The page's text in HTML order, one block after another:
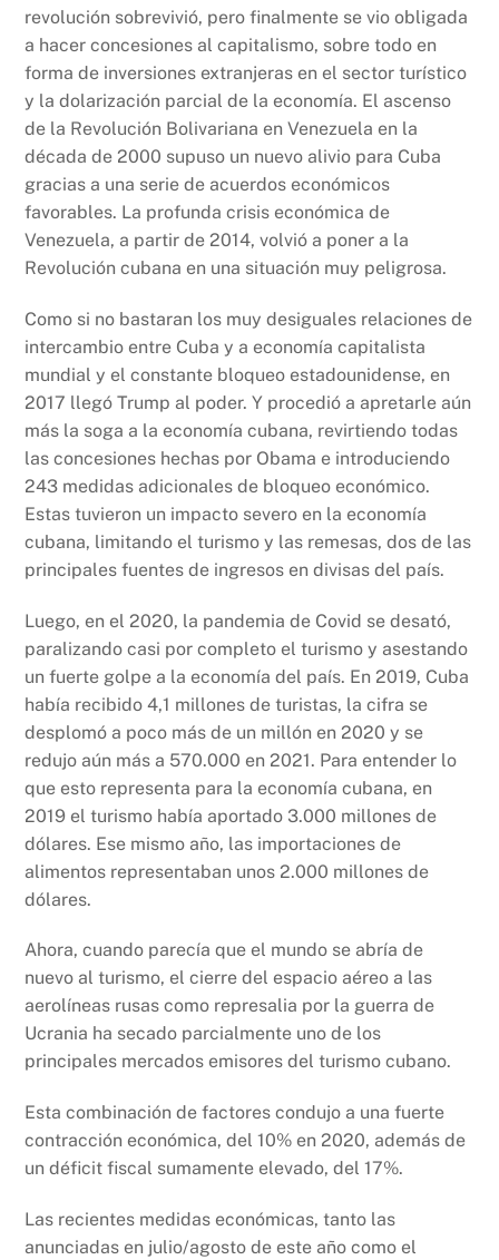
revolución sobrevivió, pero finalmente se vio obligada
a hacer concesiones al capitalismo, sobre todo en
forma de inversiones extranjeras en el sector turístico
y la dolarización parcial de la economía. El ascenso
de la Revolución Bolivariana en Venezuela en la
década de 2000 supuso un nuevo alivio para Cuba
gracias a una serie de acuerdos económicos
favorables. La profunda crisis económica de
Venezuela, a partir de 2014, volvió a poner a la
Revolución cubana en una situación muy peligrosa.
Como si no bastaran los muy desiguales relaciones de
intercambio entre Cuba y a economía capitalista
mundial y el constante bloqueo estadounidense, en
2017 llegó Trump al poder. Y procedió a apretarle aún
más la soga a la economía cubana, revirtiendo todas
las concesiones hechas por Obama e introduciendo
243 medidas adicionales de bloqueo económico.
Estas tuvieron un impacto severo en la economía
cubana, limitando el turismo y las remesas, dos de las
principales fuentes de ingresos en divisas del país.
Luego, en el 2020, la pandemia de Covid se desató,
paralizando casi por completo el turismo y asestando
un fuerte golpe a la economía del país. En 2019, Cuba
había recibido 4,1 millones de turistas, la cifra se
desplomó a poco más de un millón en 2020 y se
redujo aún más a 570.000 en 2021. Para entender lo
que esto representa para la economía cubana, en
2019 el turismo había aportado 3.000 millones de
dólares. Ese mismo año, las importaciones de
alimentos representaban unos 2.000 millones de
dólares.
Ahora, cuando parecía que el mundo se abría de
nuevo al turismo, el cierre del espacio aéreo a las
aerolíneas rusas como represalia por la guerra de
Ucrania ha secado parcialmente uno de los
principales mercados emisores del turismo cubano.
Esta combinación de factores condujo a una fuerte
contracción económica, del 10% en 2020, además de
un déficit fiscal sumamente elevado, del 17%.
Las recientes medidas económicas, tanto las
anunciadas en julio/agosto de este año como el